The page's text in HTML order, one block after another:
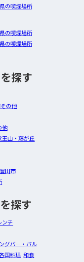
の喫煙場所
の喫煙場所
の喫煙場所
探す
の他
他
王山・藤が丘
豊田市
探す
ンチ
グバー・バル
国料理 和食